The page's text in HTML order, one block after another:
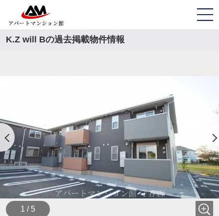
K.Z will Bの過去掲載物件情報
1 / 5